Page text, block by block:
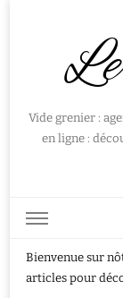
Vide grenier :
en ligne :
Bienvenue sur
articles pour